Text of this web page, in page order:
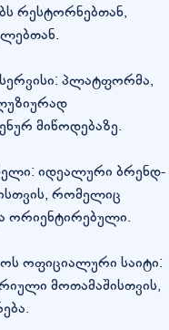
რესტორნებთან,
პლატფორმა,
მიწოდებაზე.
იდეალური ბრენდ-
რომელიც
ორიენტირებული.
ოფიციალური საიტი:
მოთამაშისთვის,